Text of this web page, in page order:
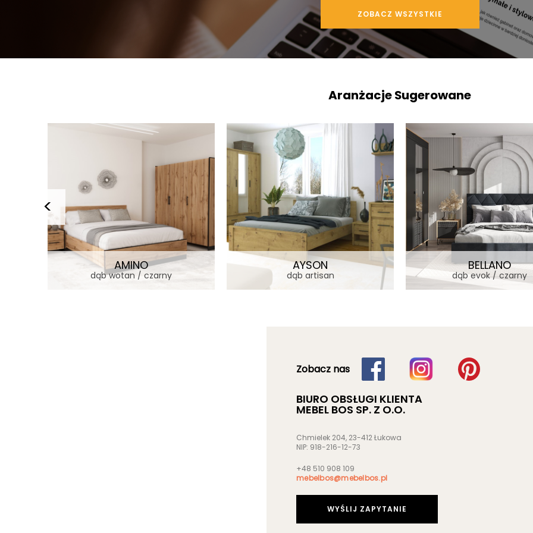
ZOBACZ WSZYSTKIE
Aranżacje Sugerowane
AMINO
dąb wotan / czarny
AYSON
dąb artisan
BELLANO
dąb evok / czarny
Zobacz nas
BIURO OBSŁUGI KLIENTA
MEBEL BOS SP. Z O.O.
Chmielek 204, 23-412 Łukowa
NIP: 918-216-12-73
+48 510 908 109
mebelbos@mebelbos.pl
WYŚLIJ ZAPYTANIE